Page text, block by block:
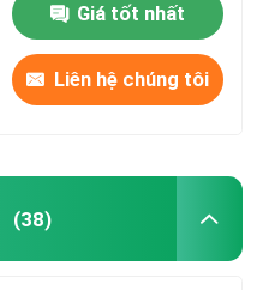
Giá tốt nhất
Liên hệ chúng tôi
(38)